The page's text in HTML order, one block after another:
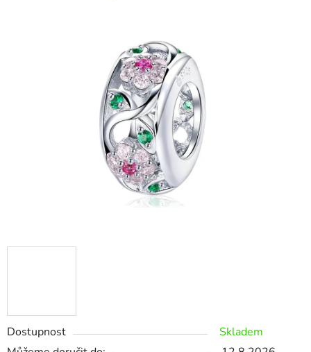
Dostupnost
Skladem